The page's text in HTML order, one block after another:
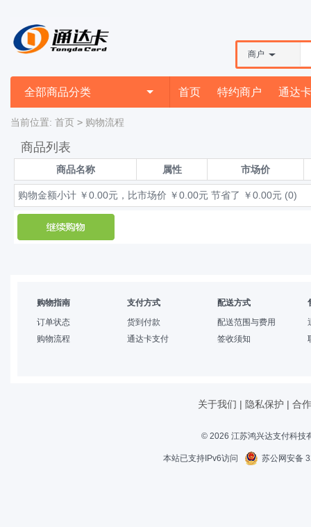
商户
全部商品分类 首页 特约商户 通达卡
当前位置: 首页 > 购物流程
商品列表
商品名称 属性 市场价
购物金额小计 ￥0.00元，比市场价 ￥0.00元 节省了 ￥0.00元 (0)
购物指南
订单状态
购物流程
支付方式
货到付款
通达卡支付
配送方式
配送范围与费用
签收须知
关于我们 | 隐私保护 | 合
© 2026 江苏鸿兴达支付科技
本站已支持IPv6访问 苏公网安备